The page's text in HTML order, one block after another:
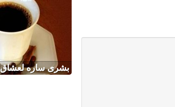
بشرى ساره لعشاق